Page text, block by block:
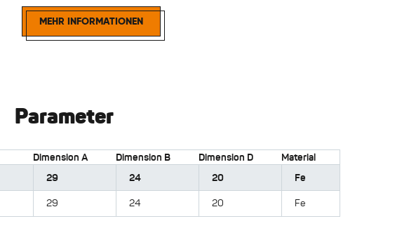
Hosenschnalle 2
MEHR INFORMATIONEN
Parameter
Dimension A Dimension B Dimension D
Material
29 24 20 Fe
29 24 20 Fe